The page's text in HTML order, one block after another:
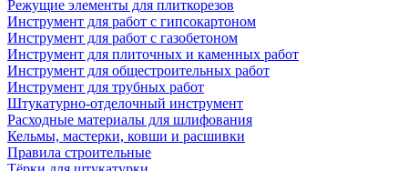
Режущие элементы для плиткорезов
Инструмент для работ с гипсокартоном
Инструмент для работ с газобетоном
Инструмент для плиточных и каменных работ
Инструмент для общестроительных работ
Инструмент для трубных работ
Штукатурно-отделочный инструмент
Расходные материалы для шлифования
Кельмы, мастерки, ковши и расшивки
Правила строительные